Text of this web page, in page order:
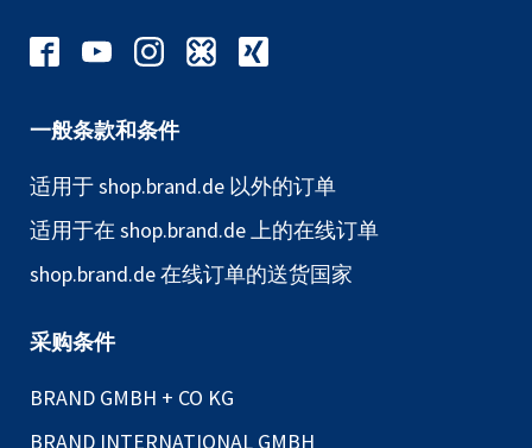
一般条款和条件
适用于 shop.brand.de 以外的订单
适用于在 shop.brand.de 上的在线订单
shop.brand.de 在线订单的送货国家
采购条件
BRAND GMBH + CO KG
BRAND INTERNATIONAL GMBH